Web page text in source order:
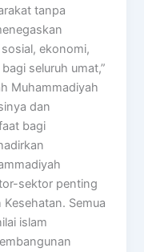
tanpa
ekonomi,
seluruh umat,”
Muhammadiyah
dan
bagi
sektor penting
Semua
islam